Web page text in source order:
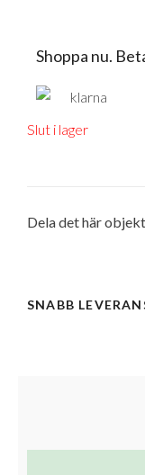
Shoppa nu.
Slut i lager
Dela det här
SNABB